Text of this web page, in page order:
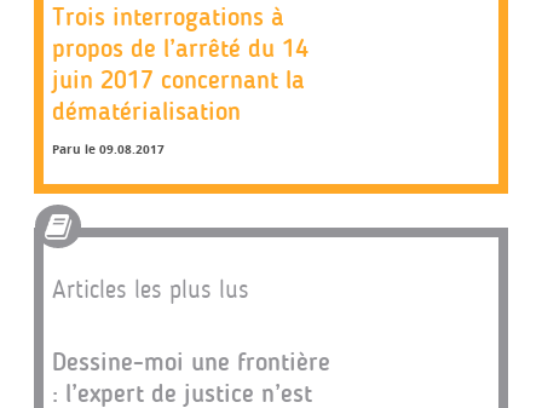
Trois interrogations à
propos de l’arrêté du 14
juin 2017 concernant la
dématérialisation
Paru le 09.08.2017
Articles les plus lus
Dessine-moi une frontière
: l’expert de justice n’est